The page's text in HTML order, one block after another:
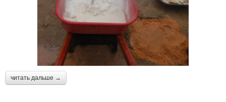
читать дальше →